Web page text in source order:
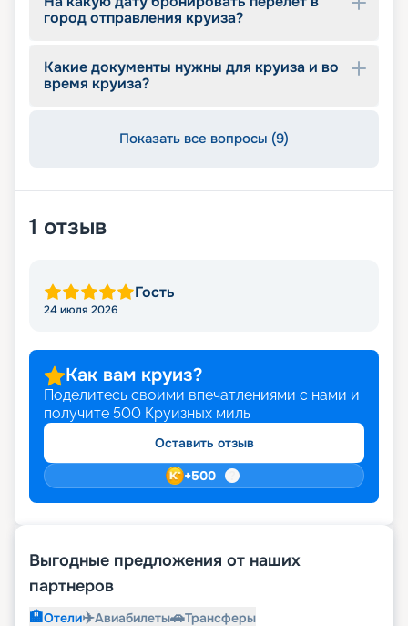
город отправления круиза?
Какие документы нужны для круиза и во
время круиза?
Показать все вопросы (9)
1 отзыв
Гость
24 июля 2026
Как вам круиз?
Поделитесь своими впечатлениями с нами и
получите 500 Круизных миль
Оставить отзыв
+500
Выгодные предложения от наших
партнеров
🏨Отели✈️Авиабилеты🚗Трансферы